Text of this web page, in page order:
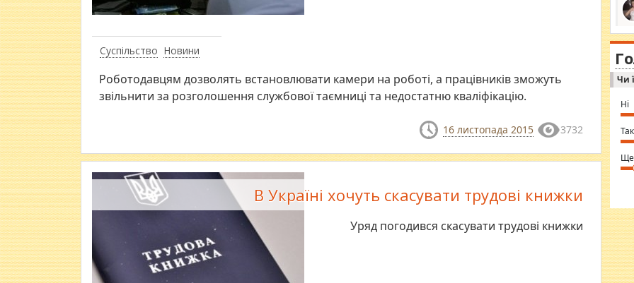
Суспільство Новини
Роботодавцям дозволять встановлювати камери на роботі, а працівників зможуть
звільнити за розголошення службової таємниці та недостатню кваліфікацію.
16 листопада 2015 3732
В Україні хочуть скасувати трудові книжки
Уряд погодився скасувати трудові книжки
за
ми
in
⇒
Чи
Ні
Так
Ще